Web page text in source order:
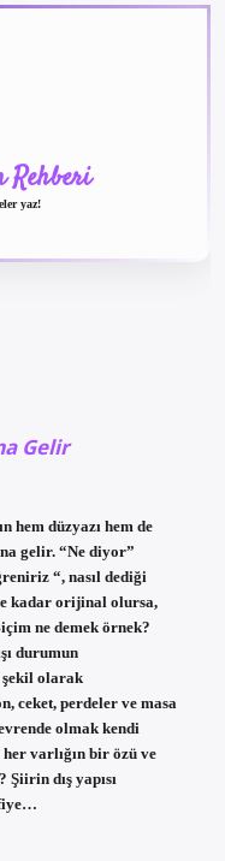
Rehberi
yaz!
Gelir
hem düzyazı hem de
gelir. “Ne diyor”
“, nasıl dediği
kadar orijinal olursa,
ne demek örnek?
durumun
olarak
ceket, perdeler ve masa
olmak kendi
varlığın bir özü ve
dış yapısı